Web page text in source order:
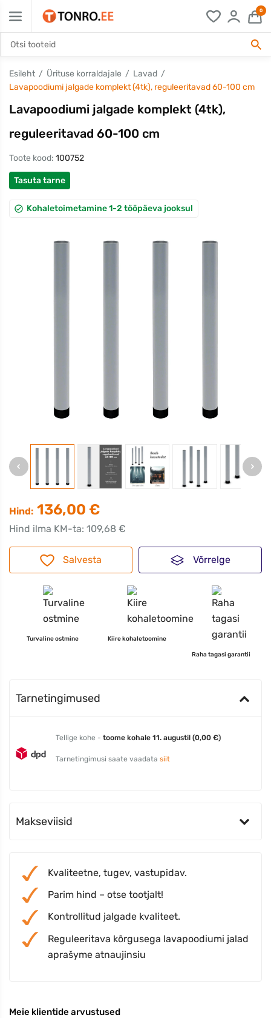
0
Esileht Ürituse korraldajale
Lavad
Lavapoodiumi jalgade komplekt (4tk), reguleeritavad 60-100 cm
Lavapoodiumi jalgade komplekt (4tk),
reguleeritavad 60-100 cm
Toote kood: 100752
Tasuta tarne
Kohaletoimetamine 1-2 tööpäeva jooksul
Hind: 136,00 €
Hind ilma KM-ta: 109,68 €
Salvesta Võrrelge
Turvaline ostmine Kiire kohaletoomine
Raha tagasi garantii
Tarnetingimused
Tellige kohe - toome kohale 11. augustil (0,00 €)
Tarnetingimusi saate vaadata siit
Makseviisid
Kvaliteetne, tugev, vastupidav.
Parim hind – otse tootjalt!
Kontrollitud jalgade kvaliteet.
Reguleeritava kõrgusega lavapoodiumi jalad
aprašyme atnaujinsiu
Meie klientide arvustused